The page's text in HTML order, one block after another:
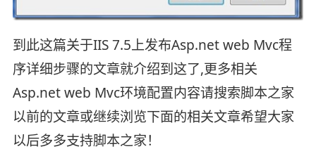
到此这篇关于IIS 7.5上发布Asp.net web Mvc程
序详细步骤的文章就介绍到这了,更多相关
Asp.net web Mvc环境配置内容请搜索脚本之家
以前的文章或继续浏览下面的相关文章希望大家
以后多多支持脚本之家！